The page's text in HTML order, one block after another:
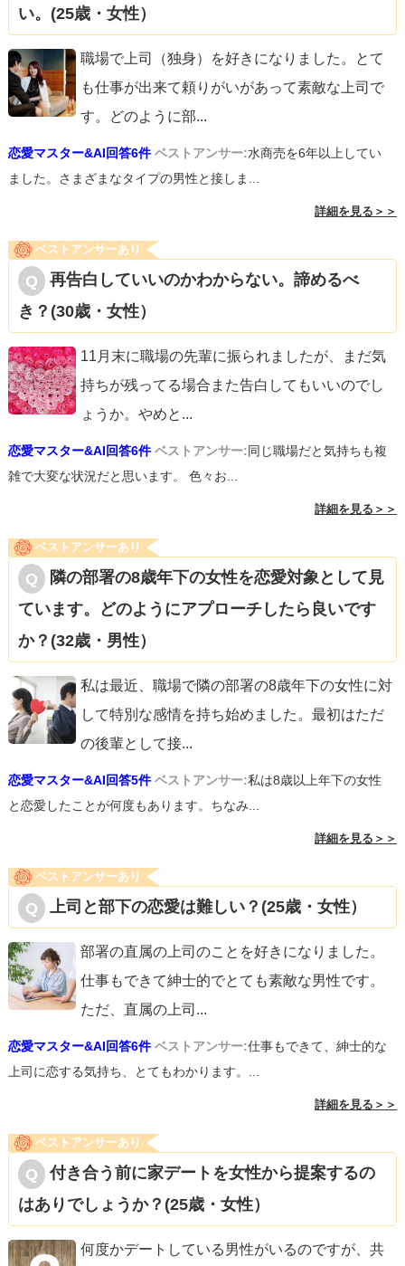
い。(25歳・女性）
職場で上司（独身）を好きになりました。とて
も仕事が出来て頼りがいがあって素敵な上司で
す。どのように部...
恋愛マスター&AI回答6件 ベストアンサー:水商売を6年以上してい
ました。さまざまなタイプの男性と接しま...
詳細を見る＞＞
ベストアンサーあり
再告白していいのかわからない。諦めるべ
き？(30歳・女性）
11月末に職場の先輩に振られましたが、まだ気
持ちが残ってる場合また告白してもいいのでし
ょうか。やめと ...
恋愛マスター&AI回答6件 ベストアンサー:同じ職場だと気持ちも複
雑で大変な状況だと思います。 色々お...
詳細を見る＞＞
ベストアンサーあり
隣の部署の8歳年下の女性を恋愛対象として見
ています。どのようにアプローチしたら良いです
か？(32歳・男性）
私は最近、職場で隣の部署の8歳年下の女性に対
して特別な感情を持ち始めました。最初はただ
の後輩として接...
恋愛マスター&AI回答5件 ベストアンサー:私は8歳以上年下の女性
と恋愛したことが何度もあります。ちなみ...
詳細を見る＞＞
ベストアンサーあり
上司と部下の恋愛は難しい？(25歳・女性）
部署の直属の上司のことを好きになりました。
仕事もできて紳士的でとても素敵な男性です。
ただ、直属の上司 ...
恋愛マスター&AI回答6件 ベストアンサー:仕事もできて、紳士的な
上司に恋する気持ち、とてもわかります。...
詳細を見る＞＞
ベストアンサーあり
付き合う前に家デートを女性から提案するの
はありでしょうか？(25歳・女性）
何度かデートしている男性がいるのですが、共